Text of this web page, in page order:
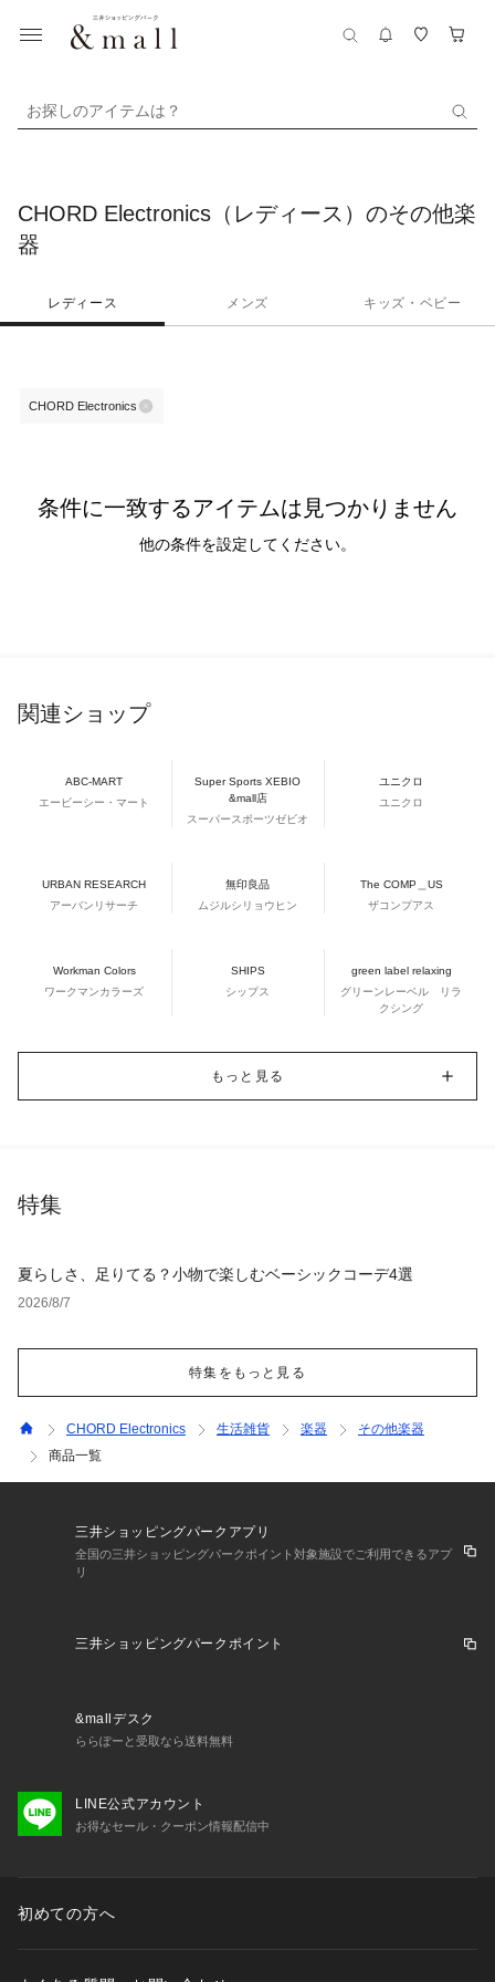
お探しのアイテムは？
CHORD Electronics（レディース）のその他楽
器
レディース メンズ キッズ・ベビー
CHORD Electronics
条件に一致するアイテムは見つかりません
他の条件を設定してください。
関連ショップ
ABC-MART
エービーシー・マート
Super Sports XEBIO
&mall店
スーパースポーツゼビオ
ユニクロ
ユニクロ
URBAN RESEARCH
アーバンリサーチ
無印良品
ムジルシリョウヒン
The COMP＿US
ザコンプアス
Workman Colors
ワークマンカラーズ
SHIPS
シップス
green label relaxing
グリーンレーベル リラ
クシング
もっと見る
特集
夏らしさ、足りてる？小物で楽しむベーシックコーデ4選
2026/8/7
特集をもっと見る
CHORD Electronics 生活雑貨 楽器
その他楽器
商品一覧
三井ショッピングパークアプリ
全国の三井ショッピングパークポイント対象施設でご利用できるアプ
リ
三井ショッピングパークポイント
&mallデスク
ららぽーと受取なら送料無料
LINE公式アカウント
お得なセール・クーポン情報配信中
初めての方へ